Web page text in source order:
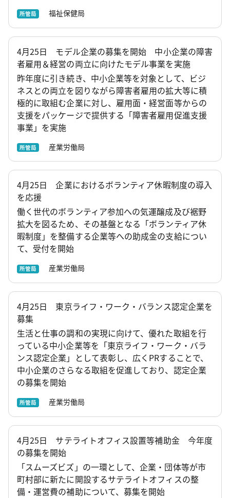
所管局 福祉保健局
4月25日 モデル企業の募集を開始 中小企業の障害
者雇用＆経営の両立に向けたモデル事業を実施
昨年度に引き続き、中小企業等を対象として、ビジ
ネスとの両立を図りながら障害者雇用の拡大等に積
極的に取組む企業に対し、雇用面・経営面等からの
支援をパッケージで提供する「障害者雇用促進支援
事業」を実施
所管局 産業労働局
4月25日 企業におけるボランティア休暇制度の導入
を応援
働く世代のボランティア参加への気運醸成及び裾野
拡大を図るため、その基盤となる「ボランティア休
暇制度」を整備する企業等への助成金の支給につい
て、受付を開始
所管局 産業労働局
4月25日 東京ライフ・ワーク・バランス認定企業を
募集
生活と仕事の調和の実現に向けて、優れた取組を行
っている中小企業等を「東京ライフ・ワーク・バラ
ンス認定企業」として表彰し、広くPRすることで、
中小企業のさらなる取組を促進しており、認定企業
の募集を開始
所管局 産業労働局
4月25日 サテライトオフィス設置等補助金 今年度
の募集を開始
「スムーズビズ」の一環として、企業・団体等が市
町村部に新たに開設するサテライトオフィスの整
備・運営費の補助について、募集を開始